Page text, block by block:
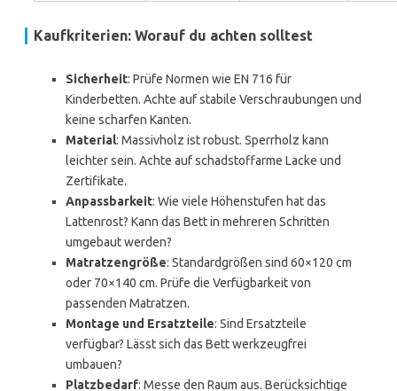
Kaufkriterien: Worauf du achten solltest
Sicherheit: Prüfe Normen wie EN 716 für
Kinderbetten. Achte auf stabile Verschraubungen und
keine scharfen Kanten.
Material: Massivholz ist robust. Sperrholz kann
leichter sein. Achte auf schadstoffarme Lacke und
Zertifikate.
Anpassbarkeit: Wie viele Höhenstufen hat das
Lattenrost? Kann das Bett in mehreren Schritten
umgebaut werden?
Matratzengröße: Standardgrößen sind 60×120 cm
oder 70×140 cm. Prüfe die Verfügbarkeit von
passenden Matratzen.
Montage und Ersatzteile: Sind Ersatzteile
verfügbar? Lässt sich das Bett werkzeugfrei
umbauen?
Platzbedarf: Messe den Raum aus. Berücksichtige